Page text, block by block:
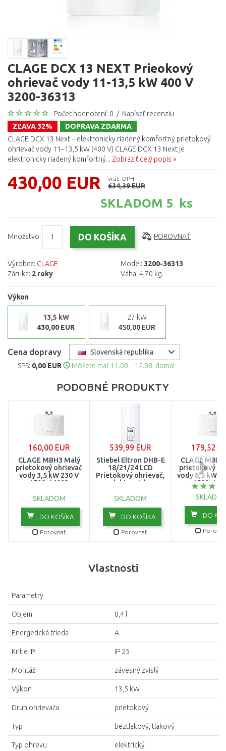
CLAGE DCX 13 NEXT Prieokový
ohrievač vody 11-13,5 kW 400 V
3200-36313
Počet hodnotení: 0 / Napísať recenziu
ZĽAVA 32%
DOPRAVA ZDARMA
CLAGE DCX 13 Next – elektronicky riadený komfortný prietokový
ohrievač vody 11–13,5 kW (400 V) CLAGE DCX 13 Next je
elektronicky riadený komfortný... Zobraziť celý popis »
430,00 EUR vrát. DPH
634,39 EUR
SKLADOM 5 ks
Množstvo: POROVNAŤ
Výrobca: CLAGE
Záruka: 2 roky
Model: 3200-36313
Váha: 4,70 kg
Výkon
13,5 kW
430,00 EUR
27 kW
450,00 EUR
Cena dopravy
Slovenská republika
SPS: 0,00 EUR Môžete mať 11.08. - 12.08. doma!
PODOBNÉ PRODUKTY
160,00 EUR
CLAGE MBH3 Malý
prietokový ohrievač
vody 3,5 kW 230 V
1500-16003
SKLADOM
DO KOŠÍKA
Porovnať
539,99 EUR
Stiebel Eltron DHB-E
18/21/24 LCD
Prietokový ohrievač,
elektronicky
SKLADOM
DO KOŠÍKA
Porovnať
179,52
CLAGE MBH
prietokový
vody 6,5 kW 2
1500-
DO
Vlastnosti
Parametry
Objem 0,4 l
Energetická trieda A
Kritie IP IP 25
Montáž závesný zvislý
Výkon 13,5 kW
Druh ohrievača prietokový
Typ beztlakový, tlakový
Typ ohrevu elektrický